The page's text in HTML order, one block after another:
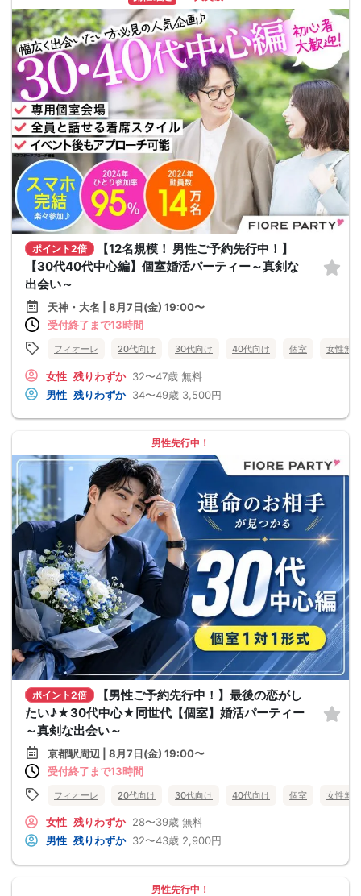
ポイント2倍
【12名規模！ 男性ご予約先行中！】
【30代40代中心編】個室婚活パーティー～真剣な
出会い～
天神・大名 | 8月7日(金) 19:00〜
受付終了まで13時間
フィオーレ 20代向け 30代向け 40代向け 個室 女性無料
女性 残りわずか 32〜47歳 無料
男性 残りわずか 34〜49歳 3,500円
男性先行中！
ポイント2倍
【男性ご予約先行中！】最後の恋がし
たい♪★30代中心★同世代【個室】婚活パーティー
～真剣な出会い～
京都駅周辺 | 8月7日(金) 19:00〜
受付終了まで13時間
フィオーレ 20代向け 30代向け 40代向け 個室 女性無料
女性 残りわずか 28〜39歳 無料
男性 残りわずか 32〜43歳 2,900円
男性先行中！